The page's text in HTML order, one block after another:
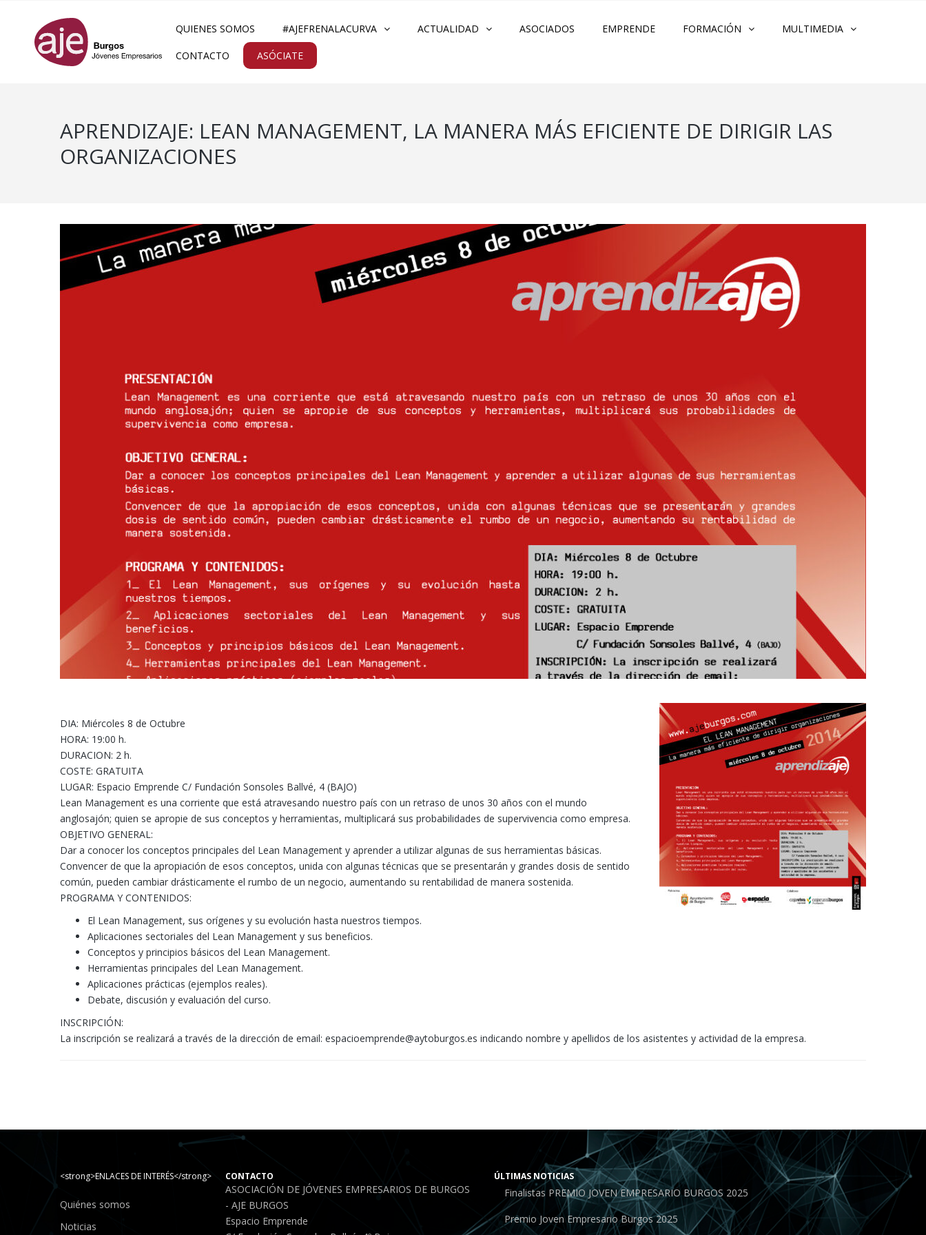
QUIENES SOMOS #AJEFRENALACURVA ACTUALIDAD ASOCIADOS EMPRENDE FORMACIÓN MULTIMEDIA
CONTACTO ASÓCIATE
APRENDIZAJE: LEAN MANAGEMENT, LA MANERA MÁS EFICIENTE DE DIRIGIR LAS
ORGANIZACIONES
DIA: Miércoles 8 de Octubre
HORA: 19:00 h.
DURACION: 2 h.
COSTE: GRATUITA
LUGAR: Espacio Emprende C/ Fundación Sonsoles Ballvé, 4 (BAJO)
Lean Management es una corriente que está atravesando nuestro país con un retraso de unos 30 años con el mundo
anglosajón; quien se apropie de sus conceptos y herramientas, multiplicará sus probabilidades de supervivencia como empresa.
OBJETIVO GENERAL:
Dar a conocer los conceptos principales del Lean Management y aprender a utilizar algunas de sus herramientas básicas.
Convencer de que la apropiación de esos conceptos, unida con algunas técnicas que se presentarán y grandes dosis de sentido
común, pueden cambiar drásticamente el rumbo de un negocio, aumentando su rentabilidad de manera sostenida.
PROGRAMA Y CONTENIDOS:
El Lean Management, sus orígenes y su evolución hasta nuestros tiempos.
Aplicaciones sectoriales del Lean Management y sus beneficios.
Conceptos y principios básicos del Lean Management.
Herramientas principales del Lean Management.
Aplicaciones prácticas (ejemplos reales).
Debate, discusión y evaluación del curso.
INSCRIPCIÓN:
La inscripción se realizará a través de la dirección de email: espacioemprende@aytoburgos.es indicando nombre y apellidos de los asistentes y actividad de la empresa.
<strong>ENLACES DE INTERÉS</strong>
Quiénes somos
Noticias
CONTACTO
ASOCIACIÓN DE JÓVENES EMPRESARIOS DE BURGOS
- AJE BURGOS
Espacio Emprende
ÚLTIMAS NOTICIAS
Finalistas PREMIO JOVEN EMPRESARIO BURGOS 2025
Premio Joven Empresario Burgos 2025